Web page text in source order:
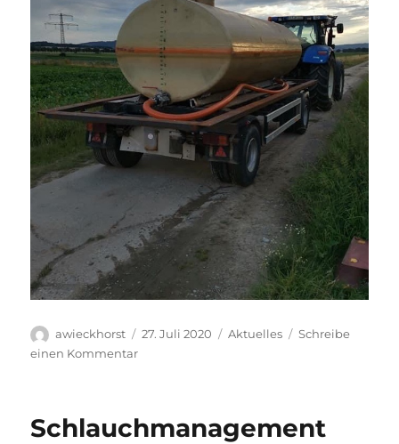
Autor
awieckhorst
Veröffentlicht
27. Juli 2020 Kategorien
Aktuelles
Schreibe
einen Kommentarzu
wieder
Schlauchmanagement